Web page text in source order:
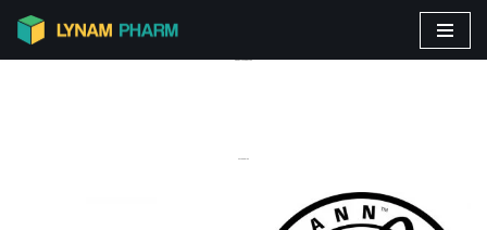
Aller